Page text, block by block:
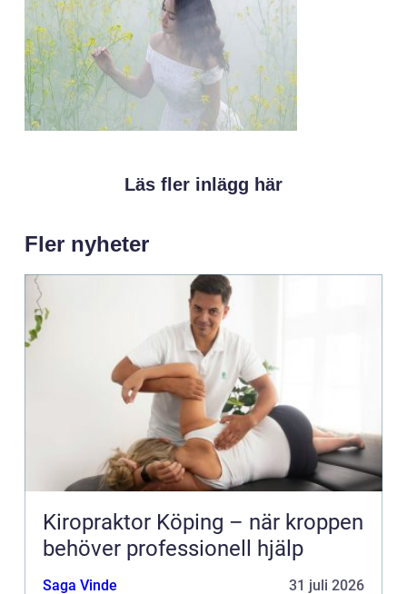
Läs fler inlägg här
Fler nyheter
Kiropraktor Köping – när kroppen
behöver professionell hjälp
Saga Vinde 31 juli 2026